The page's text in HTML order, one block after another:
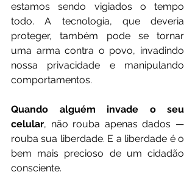
estamos sendo vigiados o tempo
todo. A tecnologia, que deveria
proteger, também pode se tornar
uma arma contra o povo, invadindo
nossa privacidade e manipulando
comportamentos.
Quando alguém invade o seu
celular, não rouba apenas dados —
rouba sua liberdade. E a liberdade é o
bem mais precioso de um cidadão
consciente.